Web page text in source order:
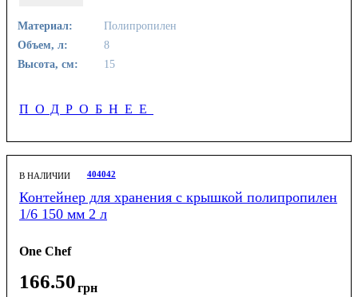
Материал:
Полипропилен
Объем, л:
8
Высота, см:
15
ПОДРОБНЕЕ
В НАЛИЧИИ 404042
Контейнер для хранения с крышкой полипропилен
1/6 150 мм 2 л
One Chef
166.50грн